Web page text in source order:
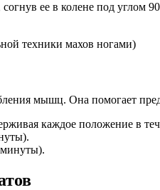
ее в колене под
техники махов ногами)
мышц. Она помогает
каждое положение в